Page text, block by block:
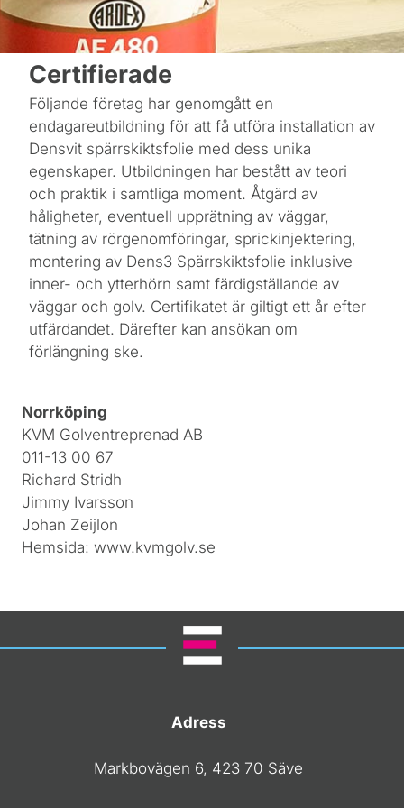
Certifierade
Följande företag har genomgått en
endagareutbildning för att få utföra installation av
Densvit spärrskiktsfolie med dess unika
egenskaper. Utbildningen har bestått av teori
och praktik i samtliga moment. Åtgärd av
håligheter, eventuell upprätning av väggar,
tätning av rörgenomföringar, sprickinjektering,
montering av Dens3 Spärrskiktsfolie inklusive
inner- och ytterhörn samt färdigställande av
väggar och golv. Certifikatet är giltigt ett år efter
utfärdandet. Därefter kan ansökan om
förlängning ske.
Norrköping
KVM Golventreprenad AB
011-13 00 67
Richard Stridh
Jimmy Ivarsson
Johan Zeijlon
Hemsida: www.kvmgolv.se
Adress
Markbovägen 6, 423 70 Säve